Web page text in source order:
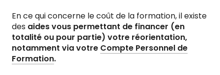
En ce qui concerne le coût de la formation, il existe
des aides vous permettant de financer (en
totalité ou pour partie) votre réorientation,
notamment via votre Compte Personnel de
Formation.